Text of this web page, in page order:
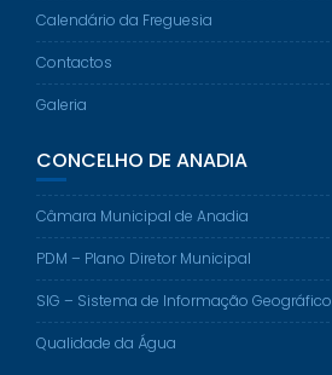
Calendário da Freguesia
Contactos
Galeria
CONCELHO DE ANADIA
Câmara Municipal de Anadia
PDM – Plano Diretor Municipal
SIG – Sistema de Informação Geográfico
Qualidade da Água